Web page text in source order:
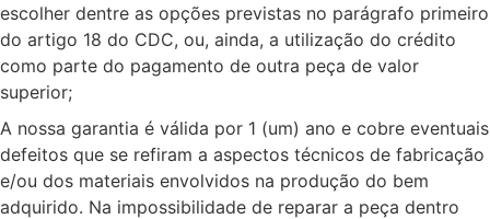
escolher dentre as opções previstas no parágrafo primeiro
do artigo 18 do CDC, ou, ainda, a utilização do crédito
como parte do pagamento de outra peça de valor
superior;
A nossa garantia é válida por 1 (um) ano e cobre eventuais
defeitos que se refiram a aspectos técnicos de fabricação
e/ou dos materiais envolvidos na produção do bem
adquirido. Na impossibilidade de reparar a peça dentro